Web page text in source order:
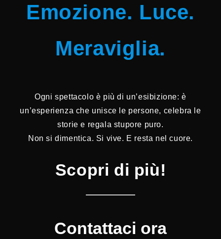
Emozione. Luce.
Meraviglia.
Ogni spettacolo è più di un’esibizione: è
un’esperienza che unisce le persone, celebra le
storie e regala stupore puro.
Non si dimentica. Si vive. E resta nel cuore.
Scopri di più!
Contattaci ora